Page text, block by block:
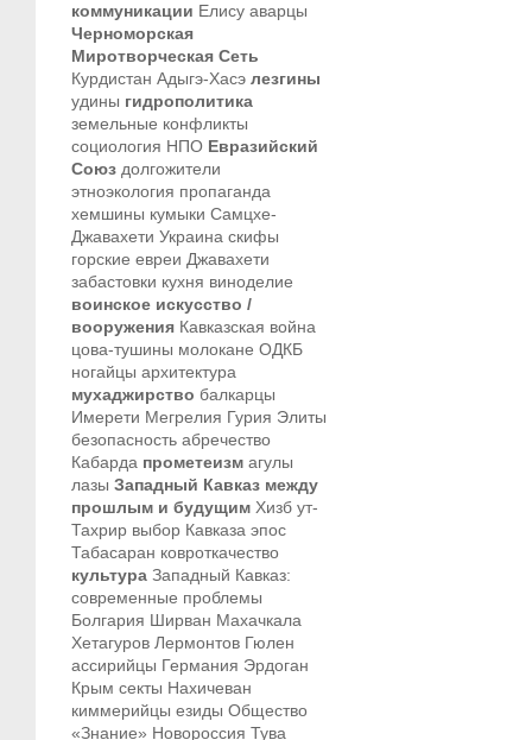
коммуникации Елису аварцы
Черноморская
Миротворческая Сеть
Курдистан Адыгэ-Хасэ лезгины
удины гидрополитика
земельные конфликты
социология НПО Евразийский
Союз долгожители
этноэкология пропаганда
хемшины кумыки Самцхе-
Джавахети Украина скифы
горские евреи Джавахети
забастовки кухня виноделие
воинское искусство /
вооружения Кавказская война
цова-тушины молокане ОДКБ
ногайцы архитектура
мухаджирство балкарцы
Имерети Мегрелия Гурия Элиты
безопасность абречество
Кабарда прометеизм агулы
лазы Западный Кавказ между
прошлым и будущим Хизб ут-
Тахрир выбор Кавказа эпос
Табасаран ковроткачество
культура Западный Кавказ:
современные проблемы
Болгария Ширван Махачкала
Хетагуров Лермонтов Гюлен
ассирийцы Германия Эрдоган
Крым секты Нахичеван
киммерийцы езиды Общество
«Знание» Новороссия Тува